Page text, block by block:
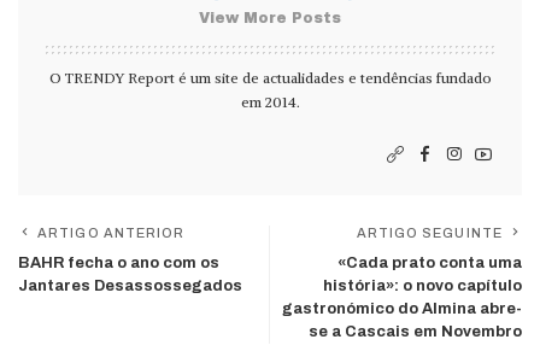
View More Posts
O TRENDY Report é um site de actualidades e tendências fundado
em 2014.
ARTIGO ANTERIOR
BAHR fecha o ano com os
Jantares Desassossegados
ARTIGO SEGUINTE
«Cada prato conta uma
história»: o novo capítulo
gastronómico do Almina abre-
se a Cascais em Novembro